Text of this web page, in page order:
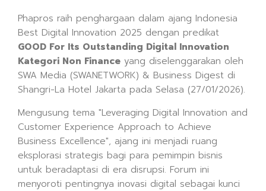
Phapros raih penghargaan dalam ajang Indonesia
Best Digital Innovation 2025 dengan predikat
GOOD For Its Outstanding Digital Innovation
Kategori Non Finance yang diselenggarakan oleh
SWA Media (SWANETWORK) & Business Digest di
Shangri-La Hotel Jakarta pada Selasa (27/01/2026).
Mengusung tema "Leveraging Digital Innovation and
Customer Experience Approach to Achieve
Business Excellence", ajang ini menjadi ruang
eksplorasi strategis bagi para pemimpin bisnis
untuk beradaptasi di era disrupsi. Forum ini
menyoroti pentingnya inovasi digital sebagai kunci